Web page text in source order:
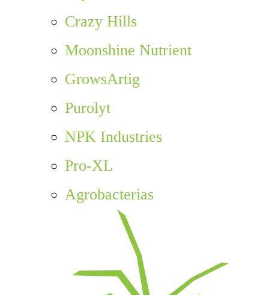
Crazy Hills
Moonshine Nutrient
GrowsArtig
Purolyt
NPK Industries
Pro-XL
Agrobacterias